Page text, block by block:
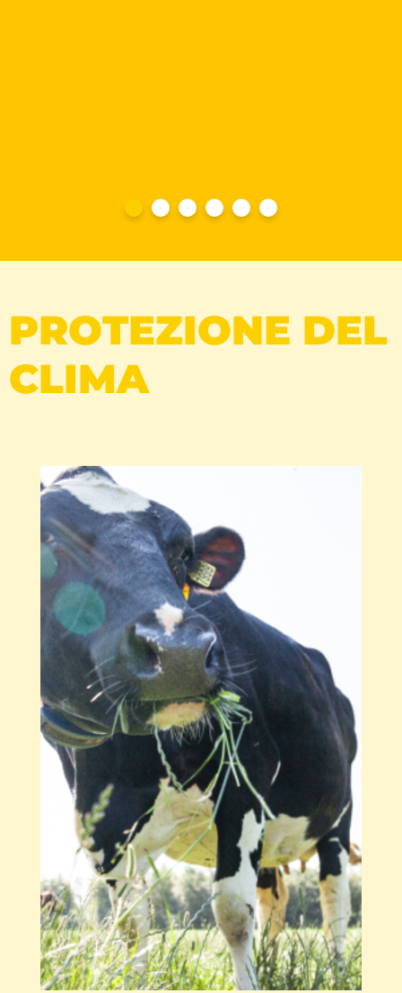
PROTEZIONE DEL
CLIMA